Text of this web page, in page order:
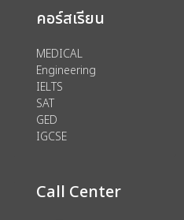
คอร์สเรียน
MEDICAL
Engineering
IELTS
SAT
GED
IGCSE
Call Center